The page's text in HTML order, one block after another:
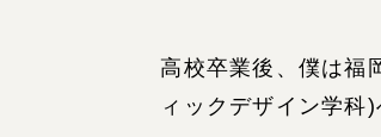
高校卒業後、僕は福
ィックデザイン学科)